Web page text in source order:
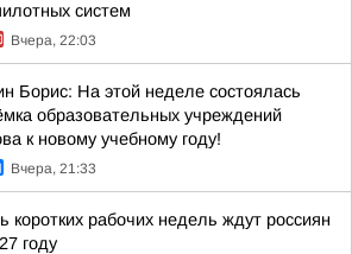
систем
Вчера, 22:03
Борис: На этой неделе состоялась
образовательных учреждений
к новому учебному году!
Вчера, 21:33
коротких рабочих недель ждут россиян
году